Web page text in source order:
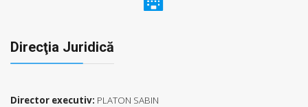
Direcţia Juridică
Director executiv: PLATON SABIN